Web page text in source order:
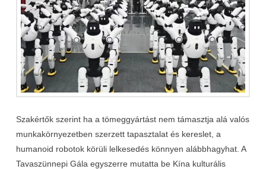
Szakértők szerint ha a tömeggyártást nem támasztja alá valós
munkakörnyezetben szerzett tapasztalat és kereslet, a
humanoid robotok körüli lelkesedés könnyen alábbhagyhat. A
Tavaszünnepi Gála egyszerre mutatta be Kína kulturális